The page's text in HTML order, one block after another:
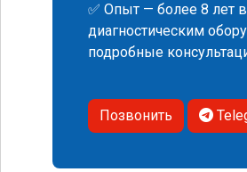
✅ Опыт — более 8 лет
диагностическим
подробные
Позвонить